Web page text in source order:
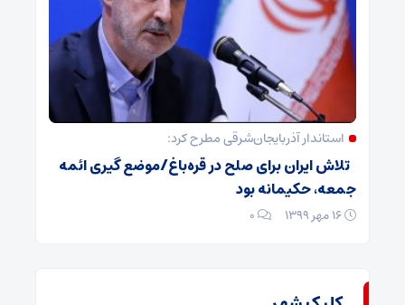
استاندار آذربایجان‌شرقی مطرح کرد:
تلاش ایران برای صلح در قره‌باغ/موضع گیری ائمه
جمعه، حکیمانه بود
۰